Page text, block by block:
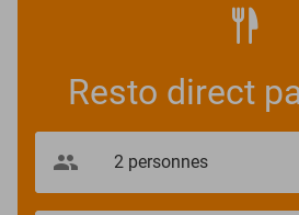
Resto direct